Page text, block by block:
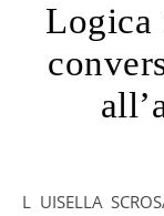
Logica
LUISELLA SCROSATI Corso di propedeutica filosofica 19